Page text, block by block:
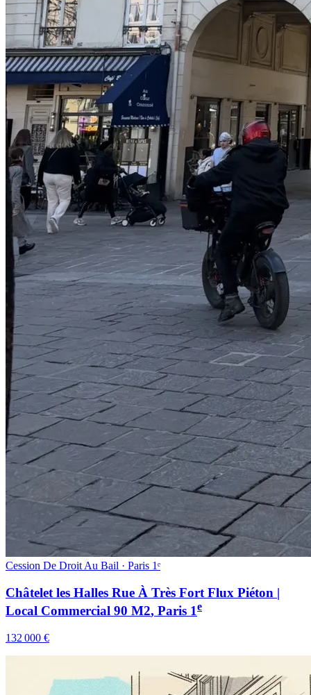
Cession De Droit Au Bail · Paris 1ᵉ
Châtelet les Halles Rue À Très Fort Flux Piéton |
Local Commercial 90 M2, Paris 1e
132 000 €